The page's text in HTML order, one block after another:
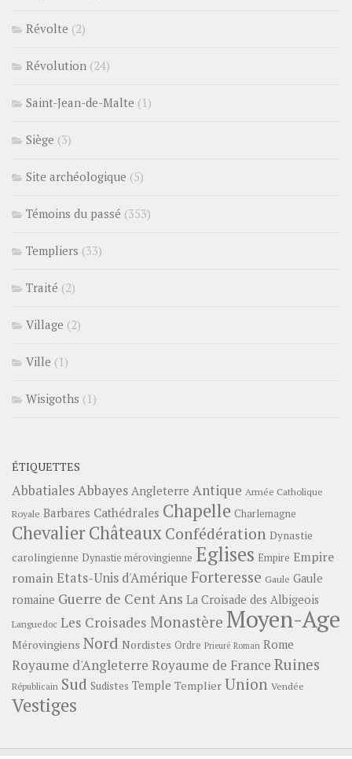
Révolte (2)
Révolution (24)
Saint-Jean-de-Malte (1)
Siège (3)
Site archéologique (5)
Témoins du passé (353)
Templiers (33)
Traité (2)
Village (2)
Ville (1)
Wisigoths (1)
ÉTIQUETTES
Abbatiales Abbayes Angleterre Antique Armée Catholique
Royale Barbares Cathédrales Chapelle Charlemagne
ChevalierChâteauxConfédération Dynastie
carolingienne Dynastie mérovingienne Eglises Empire Empire
romainEtats-Unis d'Amérique Forteresse Gaule Gaule
romaine Guerre de Cent Ans La Croisade des Albigeois
Languedoc Les Croisades Monastère Moyen-Age
Mérovingiens Nord Nordistes Ordre Prieuré Roman Rome
Royaume d'Angleterre Royaume de France Ruines
Républicain Sud Sudistes Temple Templier Union Vendée
Vestiges